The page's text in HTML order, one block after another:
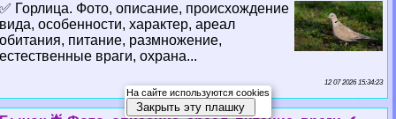
✅ Горлица. Фото, описание, происхождение
вида, особенности, хаpaктер, ареал
обитания, питание, размножение,
естественные враги, охрана...
12 07 2026 15:34:23
На сайте используются cookies
Закрыть эту плашку